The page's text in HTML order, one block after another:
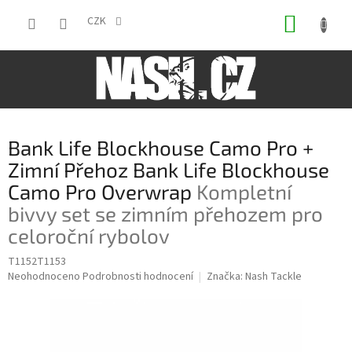
CZK
Bank Life Blockhouse Camo Pro +
Zimní Přehoz Bank Life Blockhouse
Camo Pro Overwrap Kompletní
bivvy set se zimním přehozem pro
celoroční rybolov
T1152T1153
Průměrné
Neohodnoceno Podrobnosti hodnocení Značka: Nash Tackle